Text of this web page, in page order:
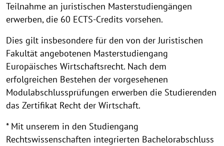
Teil­nahme an ju­ris­ti­schen Master­stu­dien­gängen
erwerben, die 60 ECTS-Credits vorsehen.
Dies gilt insbesondere für den von der Juristischen
Fakultät angebotenen Master­studiengang
Europäisches Wirtschaftsrecht. Nach dem
erfolgreichen Bestehen der vorgesehenen
Modulabschlussprüfungen erwerben die Stu­die­ren­den
das Zertifikat Recht der Wirtschaft.
* Mit unserem in den Studiengang
Rechtswissenschaften integrierten Bachelorabschluss